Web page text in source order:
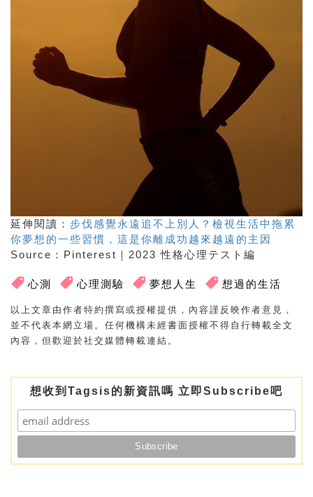
延伸閱讀： 步伐感覺永遠追不上別人？檢視生活中拖累
你夢想的一些習慣，這是你離成功越來越遠的主因
Source ： Pinterest ｜2023 性格心理テスト編
心測 心理測驗 夢想人生 想過的生活
以上文章由作者特約撰寫或授權提供，內容謹反映作者意見，
並不代表本網立場。任何機構未經書面授權不得自行轉載全文
內容，但歡迎於社交媒體轉載連結。
想收到Tagsis的新資訊嗎 立即Subscribe吧